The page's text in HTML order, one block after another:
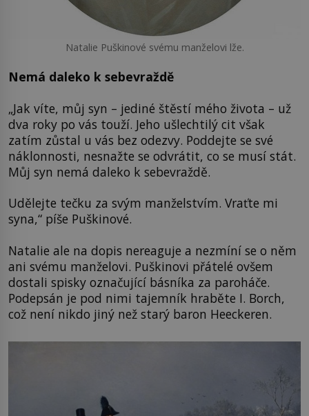
Natalie Puškinové svému manželovi lže.
Nemá daleko k sebevraždě
„Jak víte, můj syn – jediné štěstí mého života – už
dva roky po vás touží. Jeho ušlechtilý cit však
zatím zůstal u vás bez odezvy. Poddejte se své
náklonnosti, nesnažte se odvrátit, co se musí stát.
Můj syn nemá daleko k sebevraždě.
Udělejte tečku za svým manželstvím. Vraťte mi
syna,“ píše Puškinové.
Natalie ale na dopis nereaguje a nezmíní se o něm
ani svému manželovi. Puškinovi přátelé ovšem
dostali spisky označující básníka za paroháče.
Podepsán je pod nimi tajemník hraběte I. Borch,
což není nikdo jiný než starý baron Heeckeren.